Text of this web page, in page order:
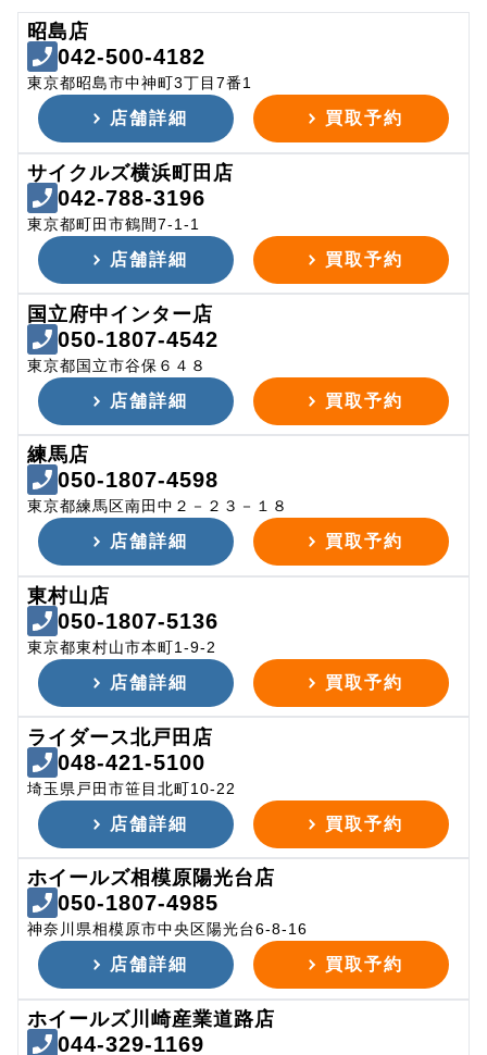
昭島店
042-500-4182
東京都昭島市中神町3丁目7番1
店舗詳細 買取予約
サイクルズ横浜町田店
042-788-3196
東京都町田市鶴間7-1-1
店舗詳細 買取予約
国立府中インター店
050-1807-4542
東京都国立市谷保６４８
店舗詳細 買取予約
練馬店
050-1807-4598
東京都練馬区南田中２－２３－１８
店舗詳細 買取予約
東村山店
050-1807-5136
東京都東村山市本町1-9-2
店舗詳細 買取予約
ライダース北戸田店
048-421-5100
埼玉県戸田市笹目北町10-22
店舗詳細 買取予約
ホイールズ相模原陽光台店
050-1807-4985
神奈川県相模原市中央区陽光台6-8-16
店舗詳細 買取予約
ホイールズ川崎産業道路店
044-329-1169